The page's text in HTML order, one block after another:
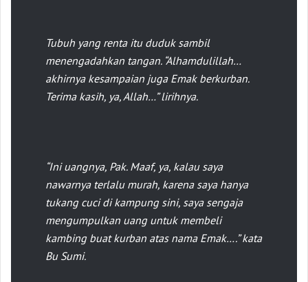
Tubuh yang renta itu duduk sambil
menengadahkan tangan. “ Alhamdulillah…
akhirnya kesampaian juga Emak berkurban.
Terima kasih, ya, Allah…” lirihnya.
“Ini uangnya, Pak. Maaf, ya, kalau saya
nawarnya terlalu murah, karena saya hanya
tukang cuci di kampung sini, saya sengaja
mengumpulkan uang untuk membeli
kambing buat kurban atas nama Emak….” kata
Bu Sumi.